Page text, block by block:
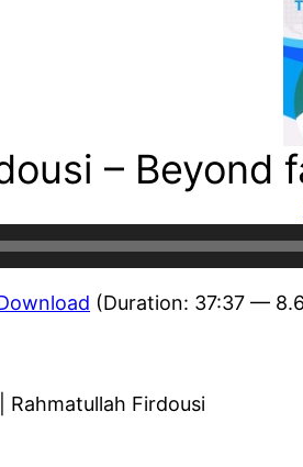
– Beyond
(Duration: 37:37 —
Firdousi